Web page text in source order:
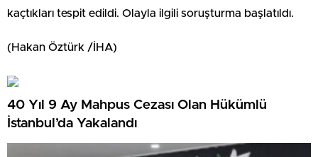
kaçtıkları tespit edildi. Olayla ilgili soruşturma başlatıldı.
(Hakan Öztürk /İHA)
40 Yıl 9 Ay Mahpus Cezası Olan Hükümlü
İstanbul’da Yakalandı